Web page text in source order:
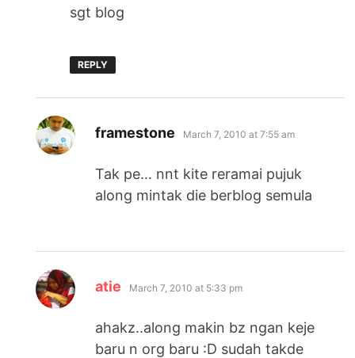
sgt blog
REPLY
framestone says:
March 7, 2010 at 7:55 am
Tak pe… nnt kite reramai pujuk
along mintak die berblog semula
atie says:
March 7, 2010 at 5:33 pm
ahakz..along makin bz ngan keje
baru n org baru :D sudah takde